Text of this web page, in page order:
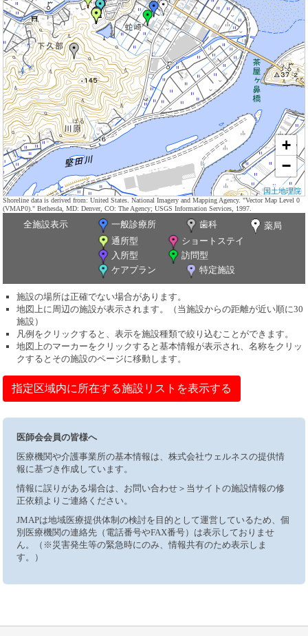
+
−
国土地理院
Shoreline data is derived from: United States. National Imagery and Mapping Agency. "Vector Map Level 0
(VMAP0)." Bethesda, MD: Denver, CO: The Agency; USGS Information Services, 1997.
全施設表示 一般診療所 歯科
薬局
通所型
ショートステイ
入所型
訪問型
ケアプラン
特定施設
施設の場所は正確でない場合があります。
地図上に周辺の施設が表示されます。（当施設からの距離が近い順に30
施設）
凡例をクリックすると、表示を施設種類で絞り込むことができます。
地図上のマーカーをクリックすると基本情報が表示され、名称をクリッ
クするとその施設のページに移動します。
指定区域内に所在する施設リストを表示する
医師会会員の皆様へ
医療機関や介護事業所の基本情報は、株式会社ウェルネスの提供情
報に基づき作成しています。
情報に誤りがある場合は、お問い合わせ＞当サイトの施設情報の修
正依頼よりご連絡ください。
JMAPは地域医療提供体制の検討を目的として運営しているため、個
別医療機関の連絡先（電話番号やFAX番号）は表示しておりませ
ん。（※災害発生等の緊急時にのみ、情報共有のため表示しま
す。）